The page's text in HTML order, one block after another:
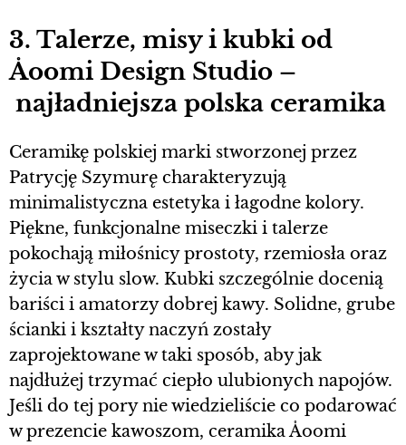
3. Talerze, misy i kubki od
Åoomi Design Studio –
najładniejsza polska ceramika
Ceramikę polskiej marki stworzonej przez
Patrycję Szymurę charakteryzują
minimalistyczna estetyka i łagodne kolory.
Piękne, funkcjonalne miseczki i talerze
pokochają miłośnicy prostoty, rzemiosła oraz
życia w stylu slow. Kubki szczególnie docenią
bariści i amatorzy dobrej kawy. Solidne, grube
ścianki i kształty naczyń zostały
zaprojektowane w taki sposób, aby jak
najdłużej trzymać ciepło ulubionych napojów.
Jeśli do tej pory nie wiedzieliście co podarować
w prezencie kawoszom, ceramika Åoomi